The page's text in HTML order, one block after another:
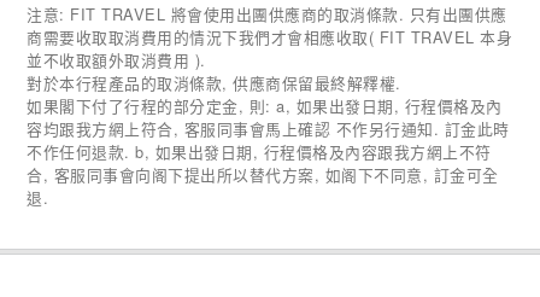
注意: FIT TRAVEL 將會使用出團供應商的取消條款. 只有出團供應
商需要收取取消費用的情況下我們才會相應收取( FIT TRAVEL 本身
並不收取額外取消費用 ).
對於本行程產品的取消條款, 供應商保留最終解釋權.
如果閣下付了行程的部分定金, 則: a, 如果出發日期, 行程價格及內
容均跟我方網上符合, 客服同事會馬上確認 不作另行通知. 訂金此時
不作任何退款. b, 如果出發日期, 行程價格及內容跟我方網上不符
合, 客服同事會向阁下提出所以替代方案, 如阁下不同意, 訂金可全
退.